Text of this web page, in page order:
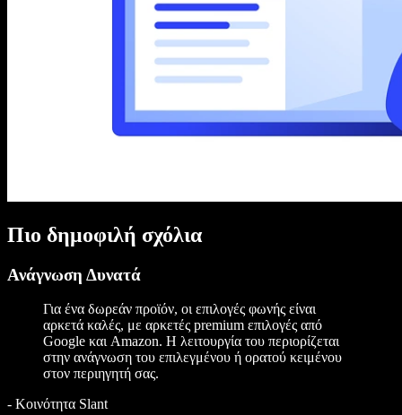
Πιο δημοφιλή σχόλια
Ανάγνωση Δυνατά
Για ένα δωρεάν προϊόν, οι επιλογές φωνής είναι
αρκετά καλές, με αρκετές premium επιλογές από
Google και Amazon. Η λειτουργία του περιορίζεται
στην ανάγνωση του επιλεγμένου ή ορατού κειμένου
στον περιηγητή σας.
- Κοινότητα Slant